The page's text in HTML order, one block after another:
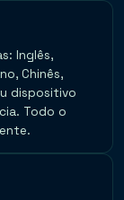
Inglês,
Chinês,
dispositivo
Todo o